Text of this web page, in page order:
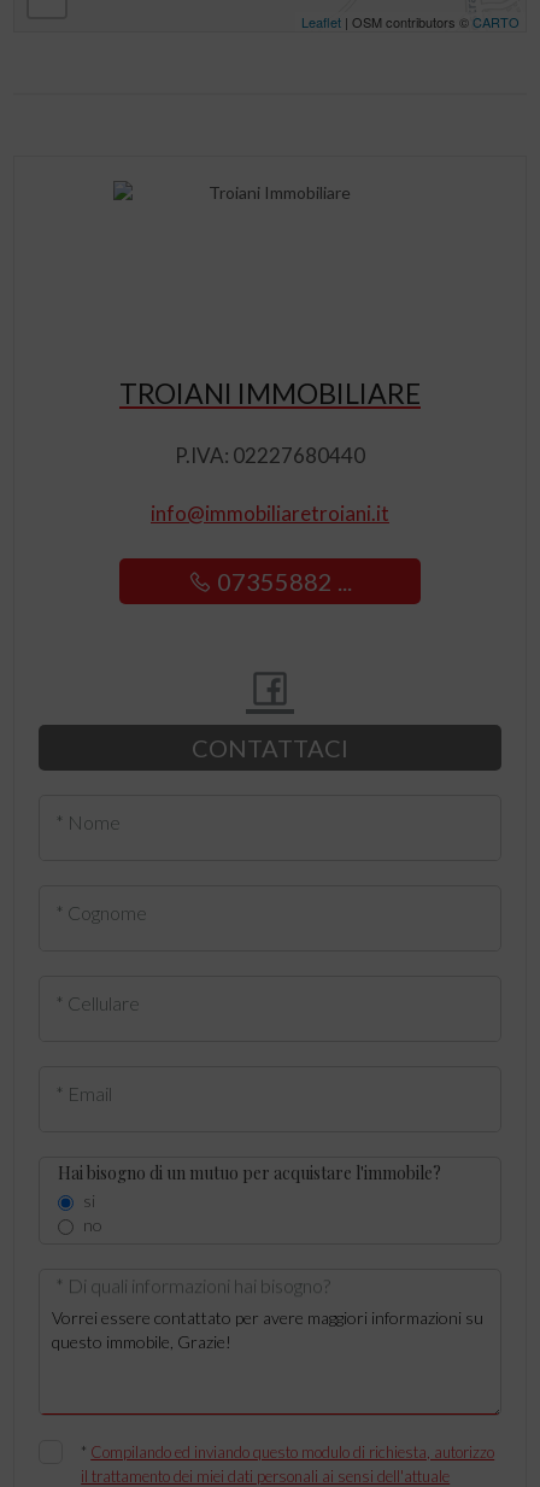
Leaflet| OSM contributors ©CARTO
TROIANI IMMOBILIARE
P.IVA: 02227680440
info@immobiliaretroiani.it
07355882 ...
CONTATTACI
* Nome
* Cognome
* Cellulare
* Email
Hai bisogno di un mutuo per acquistare l'immobile?
si
no
* Di quali informazioni hai bisogno?
* Compilando ed inviando questo modulo di richiesta, autorizzo
il trattamento dei miei dati personali ai sensi dell'attuale